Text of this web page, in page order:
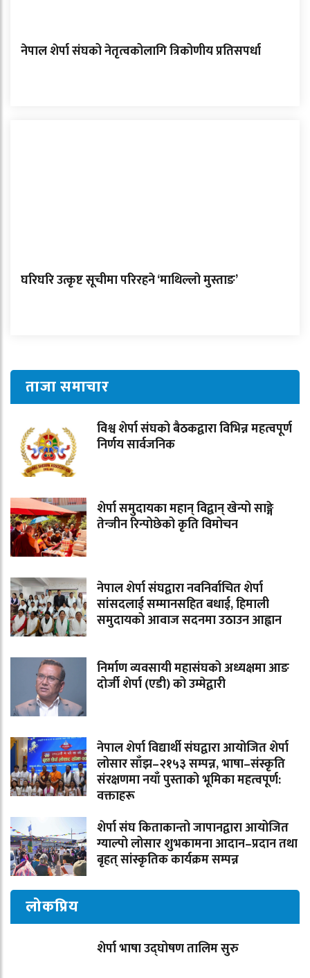
नेपाल शेर्पा संघको नेतृत्वकोलागि त्रिकोणीय प्रतिसपर्धा
घरिघरि उत्कृष्ट सूचीमा परिरहने ‘माथिल्लो मुस्ताङ’
ताजा समाचार
विश्व शेर्पा संघको बैठकद्वारा विभिन्न महत्वपूर्ण
निर्णय सार्वजनिक
शेर्पा समुदायका महान् विद्वान् खेन्पो साङ्गे
तेन्जीन रिन्पोछेको कृति विमोचन
नेपाल शेर्पा संघद्वारा नवनिर्वाचित शेर्पा
सांसदलाई सम्मानसहित बधाई, हिमाली
समुदायको आवाज सदनमा उठाउन आह्वान
निर्माण व्यवसायी महासंघको अध्यक्षमा आङ
दोर्जी शेर्पा (एडी) को उम्मेद्वारी
नेपाल शेर्पा विद्यार्थी संघद्वारा आयोजित शेर्पा
लोसार साँझ–२१५३ सम्पन्न, भाषा–संस्कृति
संरक्षणमा नयाँ पुस्ताको भूमिका महत्वपूर्ण:
वक्ताहरू
शेर्पा संघ किताकान्तो जापानद्वारा आयोजित
ग्याल्पो लोसार शुभकामना आदान–प्रदान तथा
बृहत् सांस्कृतिक कार्यक्रम सम्पन्न
लोकप्रिय
शेर्पा भाषा उद्घोषण तालिम सुरु